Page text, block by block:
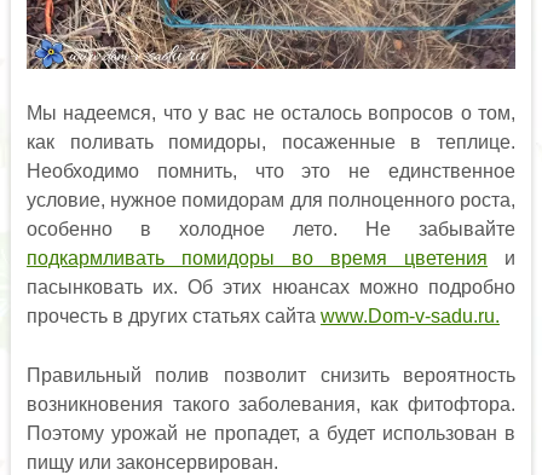
Мы надеемся, что у вас не осталось вопросов о том,
как поливать помидоры, посаженные в теплице.
Необходимо помнить, что это не единственное
условие, нужное помидорам для полноценного роста,
особенно в холодное лето. Не забывайте
подкармливать помидоры во время цветения и
пасынковать их. Об этих нюансах можно подробно
прочесть в других статьях сайта www.Dom-v-sadu.ru.
Правильный полив позволит снизить вероятность
возникновения такого заболевания, как фитофтора.
Поэтому урожай не пропадет, а будет использован в
пищу или законсервирован.